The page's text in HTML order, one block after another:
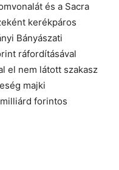
és a Sacra
kerékpáros
Bányászati
ráfordításával
el nem látott szakasz
majki
forintos